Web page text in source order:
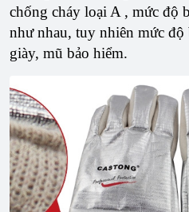
chống cháy loại A , mức độ
như nhau, tuy nhiên mức
giày, mũ bảo hiểm.